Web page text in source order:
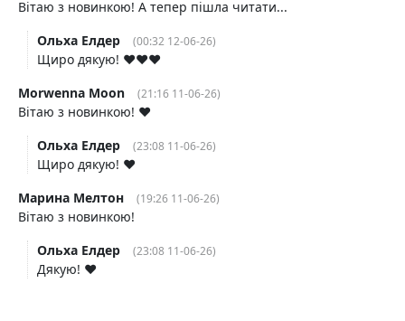
Вітаю з новинкою! А тепер пішла читати...
Ольха Елдер
(00:32 12-06-26)
Щиро дякую! ❤️❤️❤️
Morwenna Moon
(21:16 11-06-26)
Вітаю з новинкою! ❤️
Ольха Елдер
(23:08 11-06-26)
Щиро дякую! ❤️
Марина Мелтон
(19:26 11-06-26)
Вітаю з новинкою!
Ольха Елдер
(23:08 11-06-26)
Дякую! ❤️